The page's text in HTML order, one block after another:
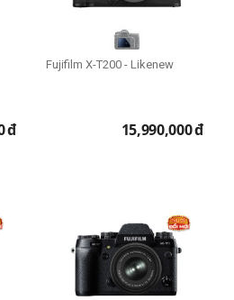
đ
Fujifilm X-T200 - Likenew
15,990,000đ